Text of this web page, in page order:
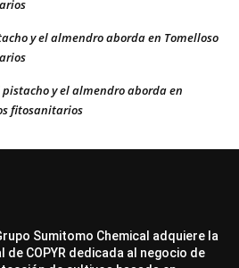
y el almendro aborda en Tomelloso
pistacho y el almendro aborda en
fitosanitarios
Sumitomo Chemical adquiere la
de COPYR dedicada al negocio de